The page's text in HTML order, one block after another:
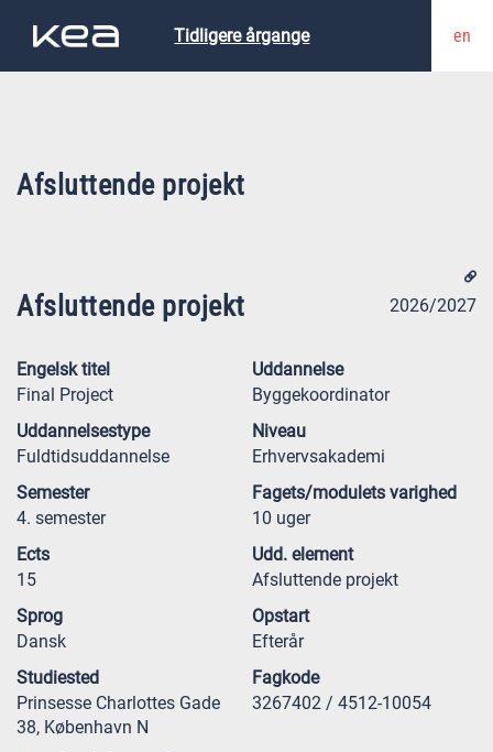
Tidligere årgange en
Afsluttende projekt
Afsluttende projekt 2026/2027
Engelsk titel
Final Project
Uddannelse
Byggekoordinator
Uddannelsestype
Fuldtidsuddannelse
Niveau
Erhvervsakademi
Semester
4. semester
Fagets/modulets varighed
10 uger
Ects
15
Udd. element
Afsluttende projekt
Sprog
Dansk
Opstart
Efterår
Studiested
Prinsesse Charlottes Gade
38, København N
Fagkode
3267402 / 4512-10054